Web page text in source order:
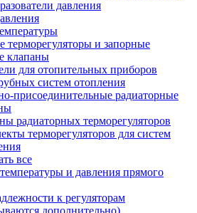
давления
терморегуляторы и запорные
клапаны
для отопительных приборов
систем отопления
присоединительные радиаторные
радиаторных терморегуляторов
терморегуляторов для систем
все
и давления прямого
к регуляторам
дополнительно)